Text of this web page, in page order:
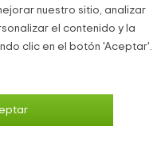
nuestro sitio, analizar
el contenido y la
clic en el botón 'Aceptar'.
se sitúa en un pequeño
Se trata de un lugar tranquilo y
los huéspedes descansar,